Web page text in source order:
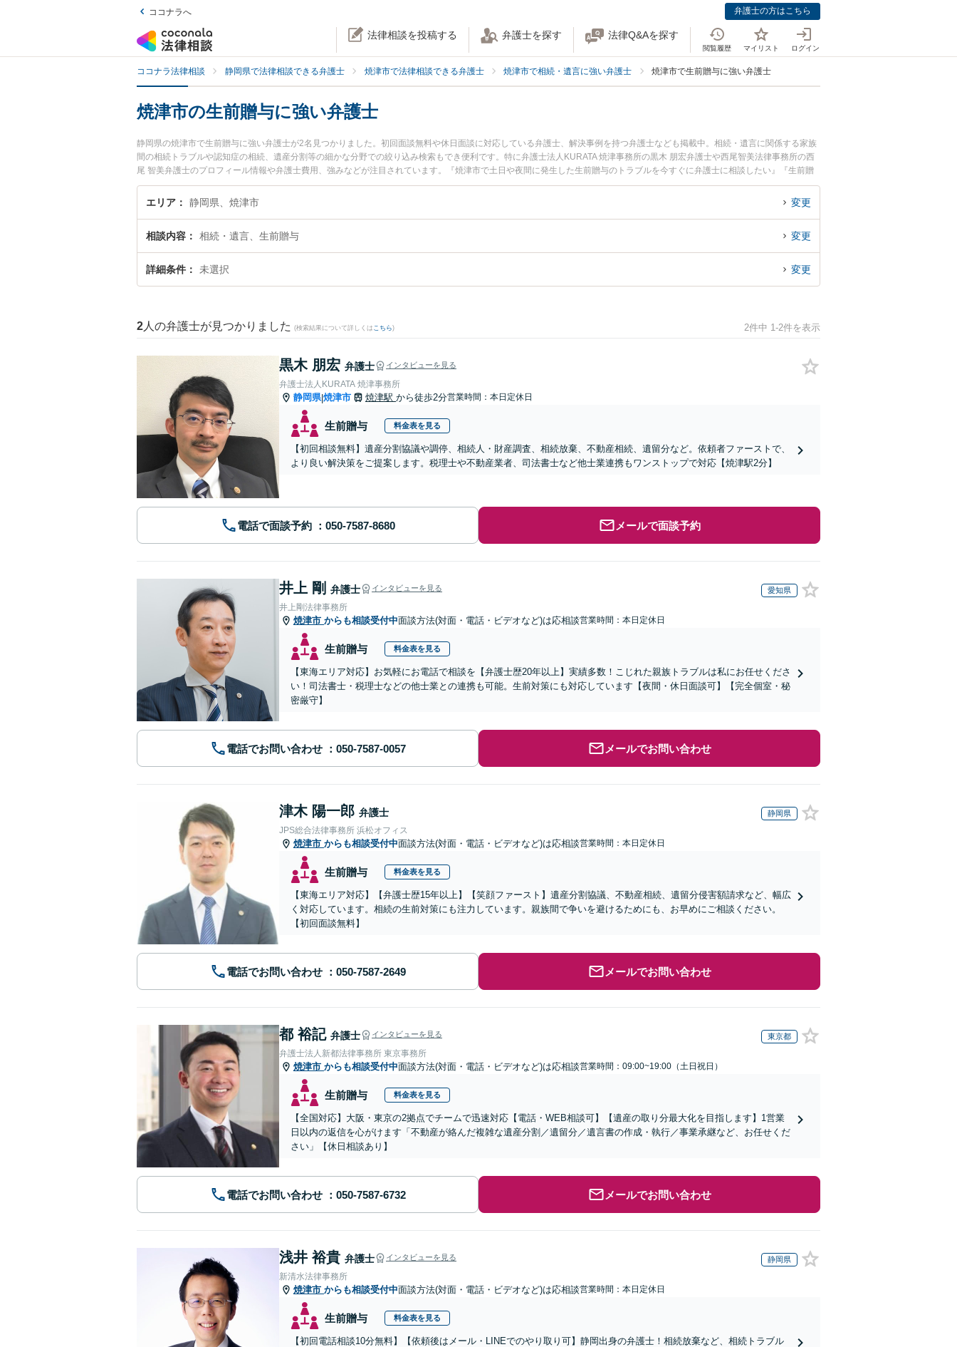
ココナラへ 弁護士の方はこちら
法律相談を投稿する 弁護士を探す 法律Q&Aを探す
閲覧履歴 マイリスト ログイン
ココナラ法律相談 静岡県で法律相談できる弁護士 焼津市で法律相談できる弁護士 焼津市で相続・遺言に強い弁護士 焼津市で生前贈与に強い弁護士
焼津市の生前贈与に強い弁護士
静岡県の焼津市で生前贈与に強い弁護士が2名見つかりました。初回面談無料や休日面談に対応している弁護士、解決事例を持つ弁護士なども掲載中。相続・遺言に関係する家族
間の相続トラブルや認知症の相続、遺産分割等の細かな分野での絞り込み検索もでき便利です。特に弁護士法人KURATA 焼津事務所の黒木 朋宏弁護士や西尾智美法律事務所の西
尾 智美弁護士のプロフィール情報や弁護士費用、強みなどが注目されています。『焼津市で土日や夜間に発生した生前贈与のトラブルを今すぐに弁護士に相談したい』『生前贈
与のトラブル解決の実績豊富な近くの弁護士を検索したい』『初回相談無料で生前贈与を法律相談できる焼津市内の弁護士に相談予約したい』などでお困りの相談者さんにおすす
めです。
エリア 静岡県、焼津市 変更
相談内容 相続・遺言、生前贈与 変更
詳細条件 未選択 変更
2 人の弁護士が見つかりました (検索結果について詳しくは こちら) 2件中 1-2件を表示
黒木 朋宏 弁護士 インタビューを見る
弁護士法人KURATA 焼津事務所
静岡県|焼津市 焼津駅 から徒歩2分営業時間：本日定休日
生前贈与 料金表を見る
【初回相談無料】遺産分割協議や調停、相続人・財産調査、相続放棄、不動産相続、遺留分など。依頼者ファーストで、
より良い解決策をご提案します。税理士や不動産業者、司法書士など他士業連携もワンストップで対応【焼津駅2分】
電話で面談予約 メールで面談予約
井上 剛 弁護士 インタビューを見る 愛知県
井上剛法律事務所
焼津市 からも相談受付中面談方法(対面・電話・ビデオなど)は応相談営業時間：本日定休日
生前贈与 料金表を見る
【東海エリア対応】お気軽にお電話で相談を【弁護士歴20年以上】実績多数！こじれた親族トラブルは私にお任せくださ
い！司法書士・税理士などの他士業との連携も可能。生前対策にも対応しています【夜間・休日面談可】【完全個室・秘
密厳守】
電話でお問い合わせ メールでお問い合わせ
津木 陽一郎 弁護士 静岡県
JPS総合法律事務所 浜松オフィス
焼津市 からも相談受付中面談方法(対面・電話・ビデオなど)は応相談営業時間：本日定休日
生前贈与 料金表を見る
【東海エリア対応】【弁護士歴15年以上】【笑顔ファースト】遺産分割協議、不動産相続、遺留分侵害額請求など、幅広
く対応しています。相続の生前対策にも注力しています。親族間で争いを避けるためにも、お早めにご相談ください。
【初回面談無料】
電話でお問い合わせ メールでお問い合わせ
都 裕記 弁護士 インタビューを見る 東京都
弁護士法人新都法律事務所 東京事務所
焼津市 からも相談受付中面談方法(対面・電話・ビデオなど)は応相談営業時間：09:00~19:00（土日祝日）
生前贈与 料金表を見る
【全国対応】大阪・東京の2拠点でチームで迅速対応【電話・WEB相談可】【遺産の取り分最大化を目指します】1営業
日以内の返信を心がけます「不動産が絡んだ複雑な遺産分割／遺留分／遺言書の作成・執行／事業承継など、お任せくだ
さい」【休日相談あり】
電話でお問い合わせ メールでお問い合わせ
浅井 裕貴 弁護士 インタビューを見る 静岡県
新清水法律事務所
焼津市 からも相談受付中面談方法(対面・電話・ビデオなど)は応相談営業時間：本日定休日
生前贈与 料金表を見る
【初回電話相談10分無料】【依頼後はメール・LINEでのやり取り可】静岡出身の弁護士！相続放棄など、相続トラブル